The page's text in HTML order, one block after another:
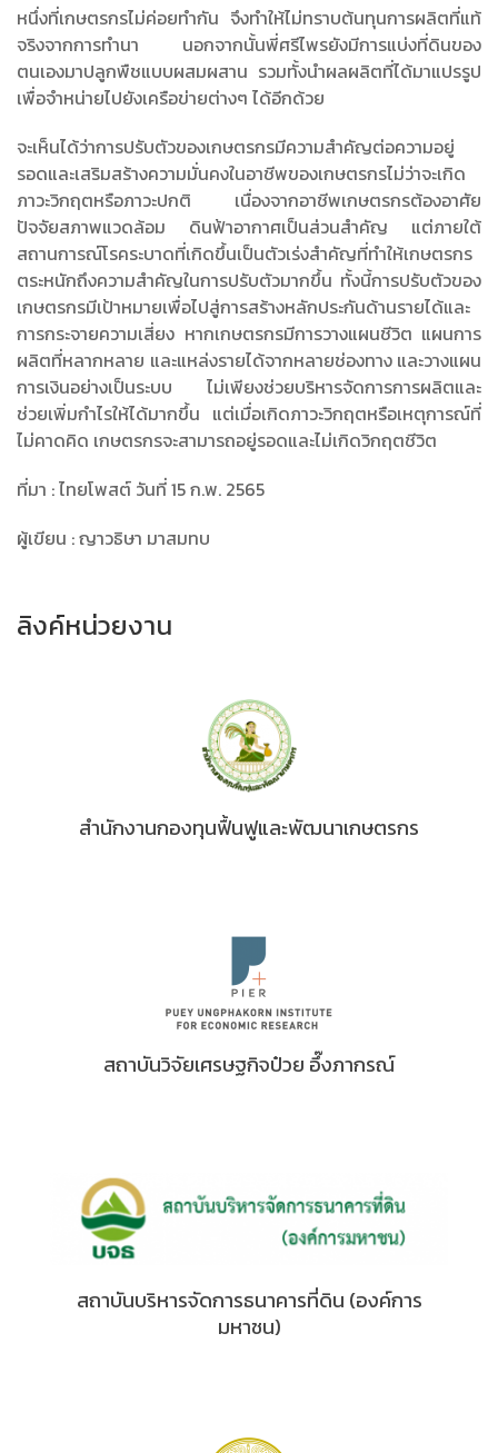
หนึ่งที่เกษตรกรไม่ค่อยทำกัน จึงทำให้ไม่ทราบต้นทุนการผลิตที่แท้
จริงจากการทำนา นอกจากนั้นพี่ศรีไพรยังมีการแบ่งที่ดินของ
ตนเองมาปลูกพืชแบบผสมผสาน รวมทั้งนำผลผลิตที่ได้มาแปรรูป
เพื่อจำหน่ายไปยังเครือข่ายต่างๆ ได้อีกด้วย
จะเห็นได้ว่าการปรับตัวของเกษตรกรมีความสำคัญต่อความอยู่
รอดและเสริมสร้างความมั่นคงในอาชีพของเกษตรกรไม่ว่าจะเกิด
ภาวะวิกฤตหรือภาวะปกติ เนื่องจากอาชีพเกษตรกรต้องอาศัย
ปัจจัยสภาพแวดล้อม ดินฟ้าอากาศเป็นส่วนสำคัญ แต่ภายใต้
สถานการณ์โรคระบาดที่เกิดขึ้นเป็นตัวเร่งสำคัญที่ทำให้เกษตรกร
ตระหนักถึงความสำคัญในการปรับตัวมากขึ้น ทั้งนี้การปรับตัวของ
เกษตรกรมีเป้าหมายเพื่อไปสู่การสร้างหลักประกันด้านรายได้และ
การกระจายความเสี่ยง หากเกษตรกรมีการวางแผนชีวิต แผนการ
ผลิตที่หลากหลาย และแหล่งรายได้จากหลายช่องทาง และวางแผน
การเงินอย่างเป็นระบบ ไม่เพียงช่วยบริหารจัดการการผลิตและ
ช่วยเพิ่มกำไรให้ได้มากขึ้น แต่เมื่อเกิดภาวะวิกฤตหรือเหตุการณ์ที่
ไม่คาดคิด เกษตรกรจะสามารถอยู่รอดและไม่เกิดวิกฤตชีวิต
ที่มา : ไทยโพสต์ วันที่ 15 ก.พ. 2565
ผู้เขียน : ญาวธิษา มาสมทบ
ลิงค์หน่วยงาน
สำนักงานกองทุนฟื้นฟูและพัฒนาเกษตรกร
สถาบันวิจัยเศรษฐกิจป๋วย อึ๊งภากรณ์
สถาบันบริหารจัดการธนาคารที่ดิน (องค์การ
มหาชน)